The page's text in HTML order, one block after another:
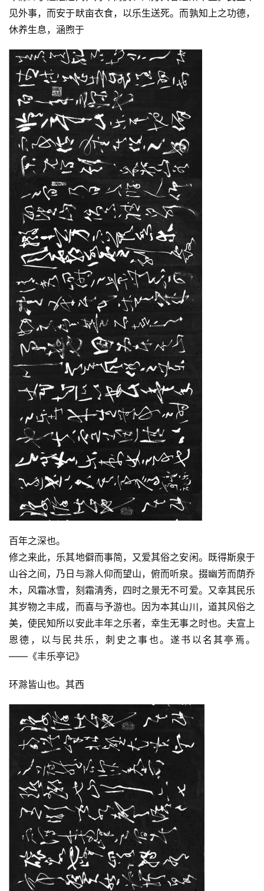
坛
见外事，而安于畎亩衣食，以乐生送死。而孰知上之功德，
休养生息，涵煦于
百年之深也。
修之来此，乐其地僻而事简，又爱其俗之安闲。既得斯泉于
山谷之间，乃日与滁人仰而望山，俯而听泉。掇幽芳而荫乔
木，风霜冰雪，刻霜清秀，四时之景无不可爱。又幸其民乐
其岁物之丰成，而喜与予游也。因为本其山川，道其风俗之
美，使民知所以安此丰年之乐者，幸生无事之时也。夫宣上
恩德，以与民共乐，刺史之事也。遂书以名其亭焉。
——《丰乐亭记》
环滁皆山也。其西